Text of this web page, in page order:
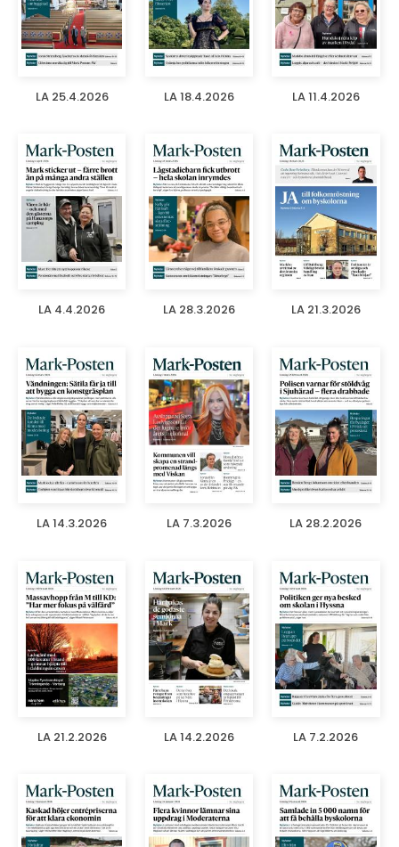
LA 25.4.2026 LA 18.4.2026 LA 11.4.2026
LA 4.4.2026 LA 28.3.2026 LA 21.3.2026
LA 14.3.2026 LA 7.3.2026 LA 28.2.2026
LA 21.2.2026 LA 14.2.2026 LA 7.2.2026